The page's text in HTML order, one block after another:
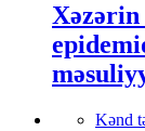
Kənd